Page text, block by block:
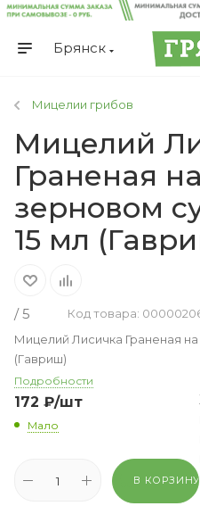
Брянск
Мицелии грибов
Мицелий
Граненая на
зерновом
15 мл
/ 5
Код товара:
Мицелий Лисичка Граненая
(Гавриш)
Подробности
172 ₽/шт
Мало
В КОРЗИНУ